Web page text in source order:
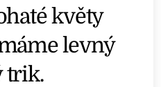
květy
levný
trik.